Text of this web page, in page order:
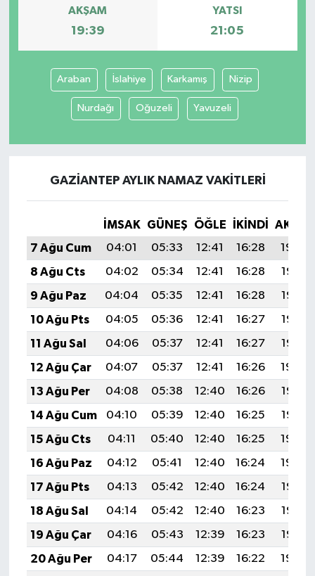
AKŞAM
19:39
YATSI
21:05
Araban İslahiye Karkamış Nizip
Nurdağı Oğuzeli Yavuzeli
GAZIANTEP AYLIK NAMAZ VAKITLERI
İMSAK GÜNEŞ ÖĞLE İKINDI
7 Ağu Cum
04:01 05:33 12:41 16:28
19:39
8 Ağu Cts
04:02 05:34 12:41 16:28
19:38
9 Ağu Paz
04:04 05:35 12:41 16:28
19:37
10 Ağu Pts
04:05 05:36 12:41 16:27
19:36
11 Ağu Sal
04:06 05:37 12:41 16:27
19:35
12 Ağu Çar
04:07 05:37 12:41 16:26
19:34
13 Ağu Per
04:08 05:38 12:40 16:26
19:33
14 Ağu Cum
04:10 05:39 12:40 16:25
19:32
15 Ağu Cts
04:11 05:40 12:40 16:25
19:30
16 Ağu Paz
04:12 05:41 12:40 16:24
19:29
17 Ağu Pts
04:13 05:42 12:40 16:24
19:28
18 Ağu Sal
04:14 05:42 12:40 16:23
19:27
19 Ağu Çar
04:16 05:43 12:39 16:23
19:25
20 Ağu Per
04:17 05:44 12:39 16:22
19:24